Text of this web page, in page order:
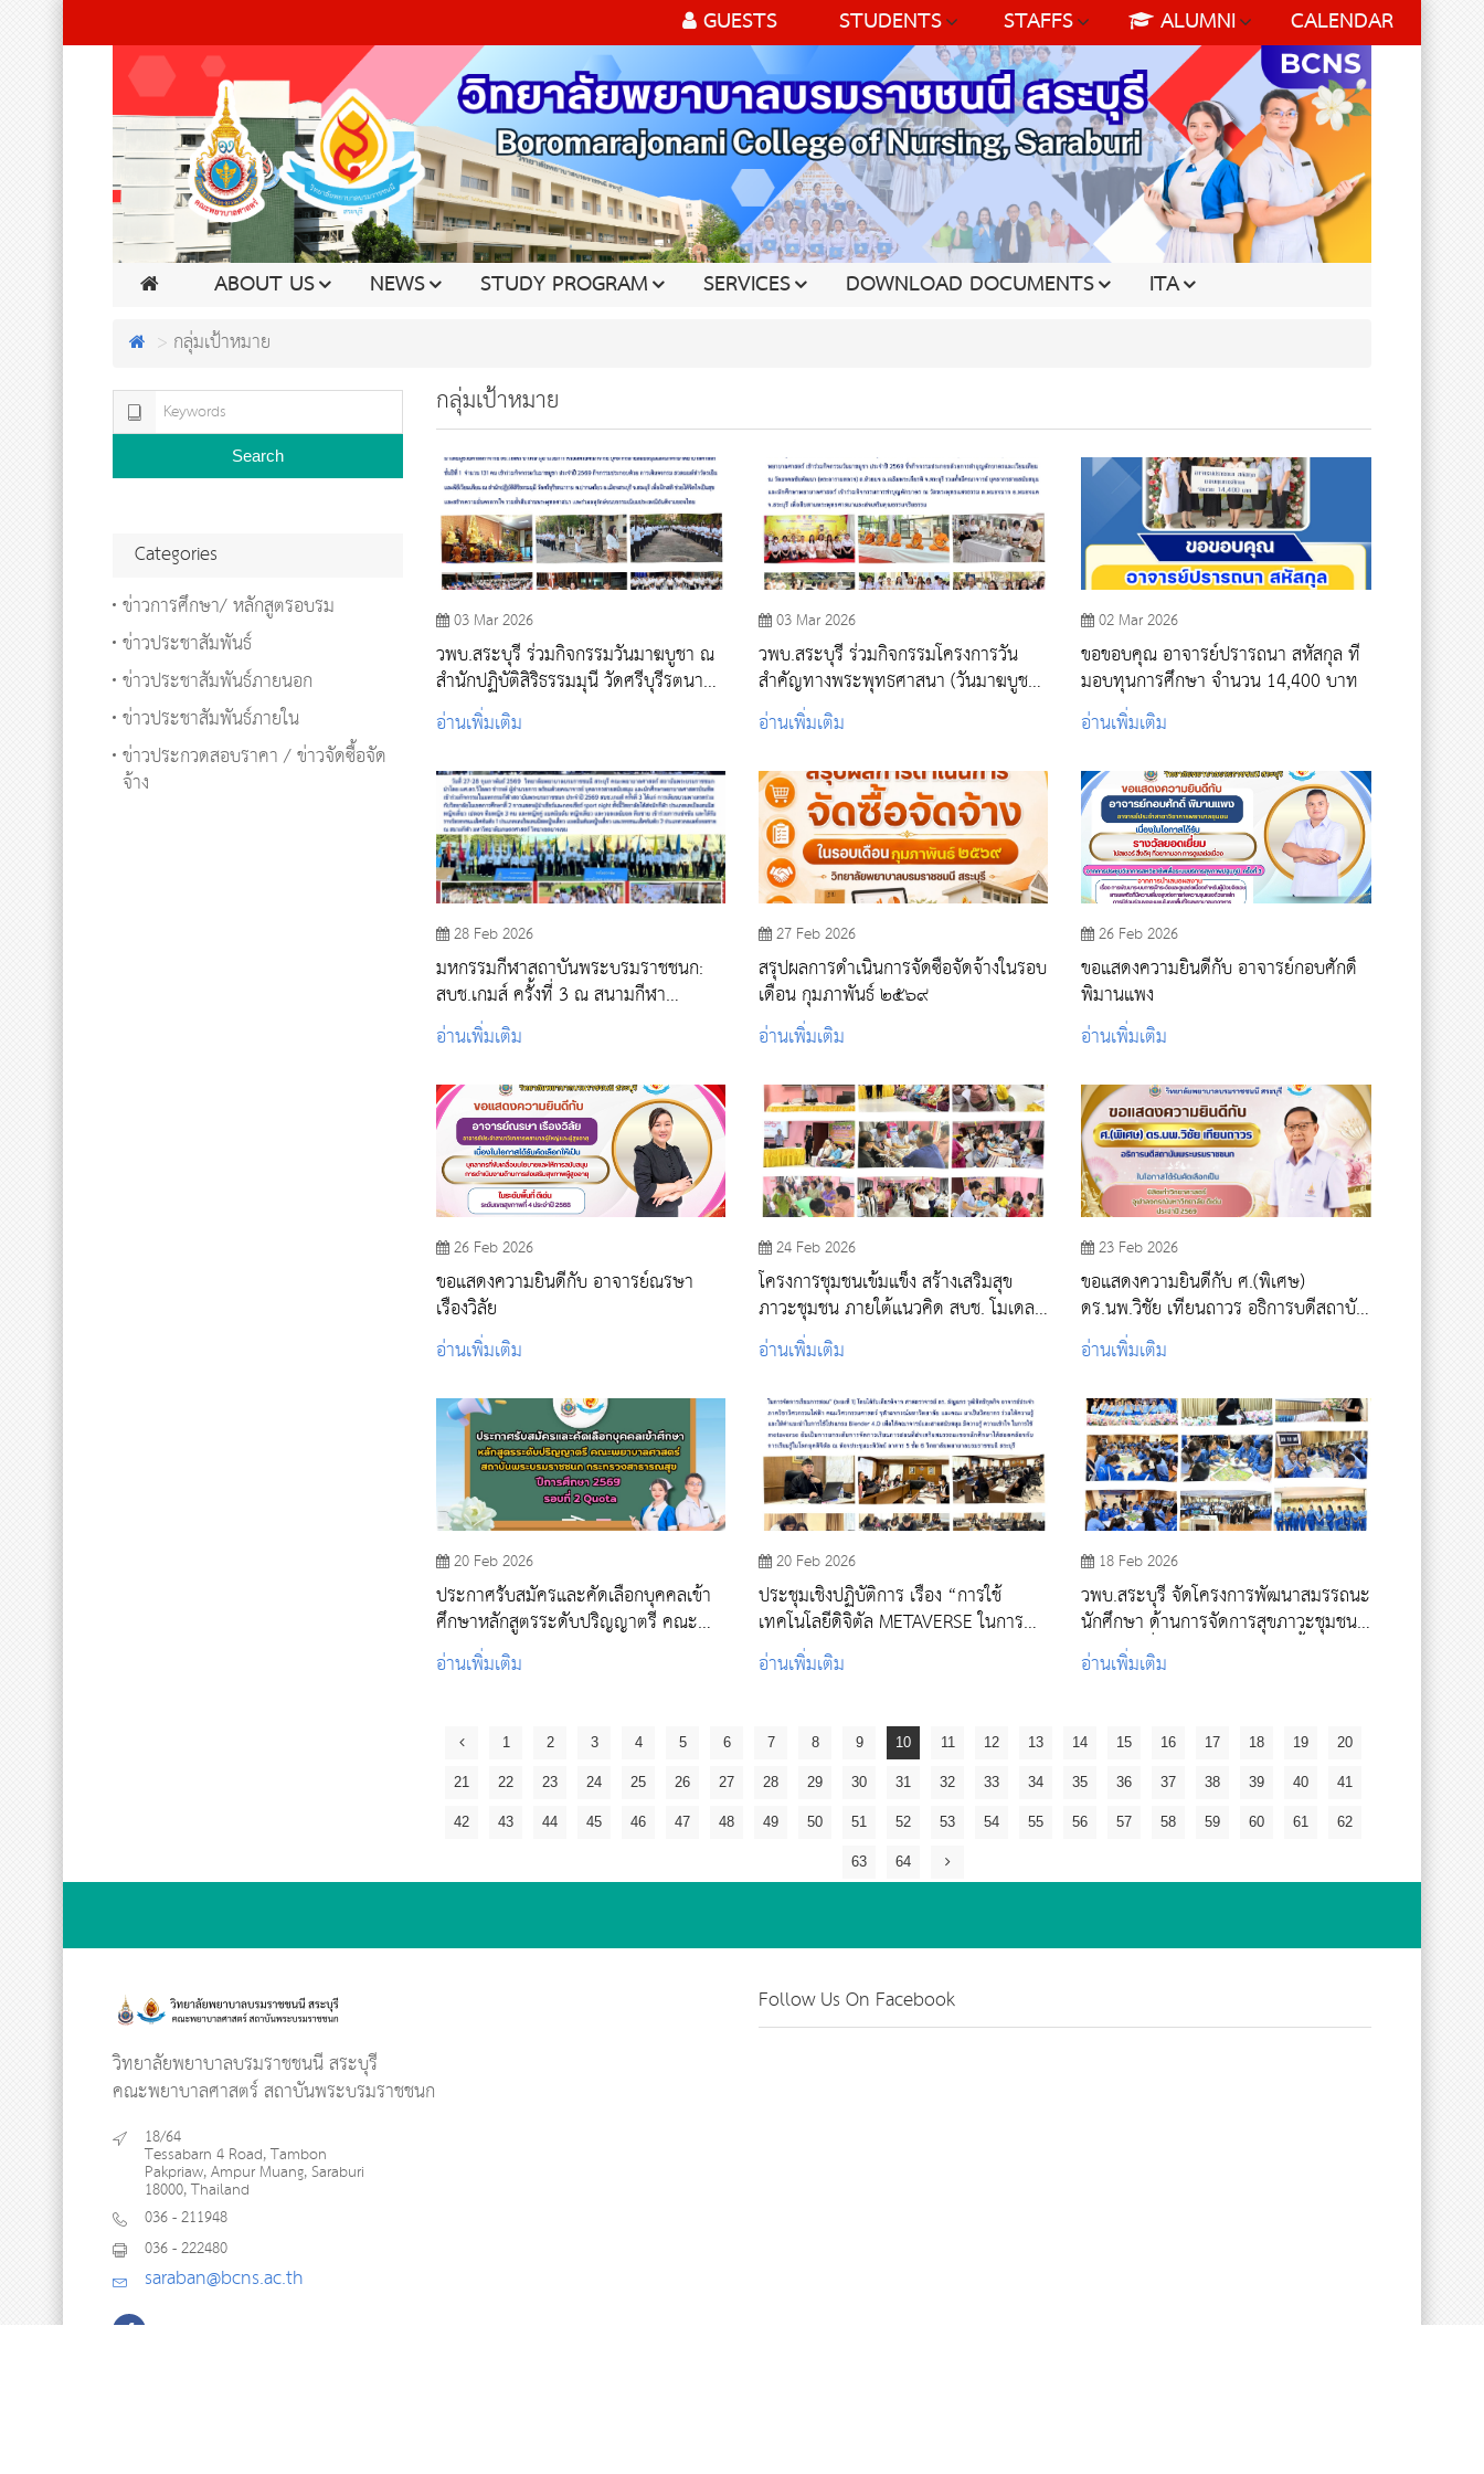
GUESTS STUDENTS STAFFS ALUMNI CALENDAR
ABOUT US NEWS STUDY PROGRAM SERVICES DOWNLOAD DOCUMENTS ITA
กลุ่มเป้าหมาย
กลุ่มเป้าหมาย
03 Mar 2026
วพบ.สระบุรี ร่วมกิจกรรมวันมาฆบูชา ณ
สำนักปฏิบัติสิริธรรมมุนี วัดศรีบุรีรตนา
ราม จังหวัดสระบุรี
อ่านเพิ่มเติม
03 Mar 2026
วพบ.สระบุรี ร่วมกิจกรรมโครงการวัน
สำคัญทางพระพุทธศาสนา (วันมาฆบูชา)
ประจำปีงบประมาณ พ.ศ. 2569
อ่านเพิ่มเติม
02 Mar 2026
ขอขอบคุณ อาจารย์ปรารถนา สหัสกุล ที่
มอบทุนการศึกษา จำนวน 14,400 บาท
อ่านเพิ่มเติม
28 Feb 2026
มหกรรมกีฬาสถาบันพระบรมราชชนก:
สบช.เกมส์ ครั้งที่ 3 ณ สนามกีฬา
มหาวิทยาลัยเกษตรศาสตร์
อ่านเพิ่มเติม
27 Feb 2026
สรุปผลการดำเนินการจัดซื้อจัดจ้างในรอบ
เดือน กุมภาพันธ์ ๒๕๖๙
อ่านเพิ่มเติม
26 Feb 2026
ขอแสดงความยินดีกับ อาจารย์กอบศักดิ์
พิมานแพง
อ่านเพิ่มเติม
26 Feb 2026
ขอแสดงความยินดีกับ อาจารย์ณรษา
เรืองวิลัย
อ่านเพิ่มเติม
24 Feb 2026
โครงการชุมชนเข้มแข็ง สร้างเสริมสุข
ภาวะชุมชน ภายใต้แนวคิด สบช. โมเดล
ณ โรงเรียนผู้สูงอายุ เทศบาลตำบล
ต้นตาล-พระยาทด
อ่านเพิ่มเติม
23 Feb 2026
ขอแสดงความยินดีกับ ศ.(พิเศษ)
ดร.นพ.วิชัย เทียนถาวร อธิการบดีสถาบัน
พระบรมราชชนก ในโอกาสได้รับคัดเลือก
เป็น นิสิตเก่าวิทยาศาสตร์ จุฬาลงกรณ์
อ่านเพิ่มเติม
20 Feb 2026
ประกาศรับสมัครและคัดเลือกบุคคลเข้า
ศึกษาหลักสูตรระดับปริญญาตรี คณะ
พยาบาลศาสตร์ สถาบันพระบรมราชชนก
กระทรวงสาธารณสุข ปีการศึกษา 2569
อ่านเพิ่มเติม
20 Feb 2026
ประชุมเชิงปฏิบัติการ เรื่อง “การใช้
เทคโนโลยีดิจิตัล METAVERSE ในการ
จัดการเรียนการสอน”
อ่านเพิ่มเติม
18 Feb 2026
วพบ.สระบุรี จัดโครงการพัฒนาสมรรถนะ
นักศึกษา ด้านการจัดการสุขภาวะชุมชน
อย่างต่อเนื่องตลอดหลักสูตร ปูพื้นฐาน
นักศึกษา ชั้นปีที่ 1 “รู้จักชุมชน เรียนรู้สุข
อ่านเพิ่มเติม
1 2 3 4 5 6 7 8 9 10 11 12 13 14 15 16 17 18 19 20
21 22 23 24 25 26 27 28 29 30 31 32 33 34 35 36 37 38 39 40 41
42 43 44 45 46 47 48 49 50 51 52 53 54 55 56 57 58 59 60 61 62
63 64
Search
Categories
ข่าวการศึกษา/ หลักสูตรอบรม
ข่าวประชาสัมพันธ์
ข่าวประชาสัมพันธ์ภายนอก
ข่าวประชาสัมพันธ์ภายใน
ข่าวประกวดสอบราคา / ข่าวจัดซื้อจัด
จ้าง
วิทยาลัยพยาบาลบรมราชชนนี สระบุรี
คณะพยาบาลศาสตร์ สถาบันพระบรมราชชนก
18/64
Tessabarn 4 Road, Tambon
Pakpriaw, Ampur Muang, Saraburi
18000, Thailand
036 - 211948
036 - 222480
saraban@bcns.ac.th
Follow Us On Facebook